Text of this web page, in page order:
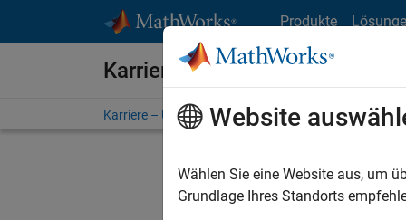
Produkte
Karriere bei MathWorks
Karriere – Übersicht Stellensuche
FILTER:
Website
Wählen Sie eine Website aus, um
Grundlage Ihres Standorts